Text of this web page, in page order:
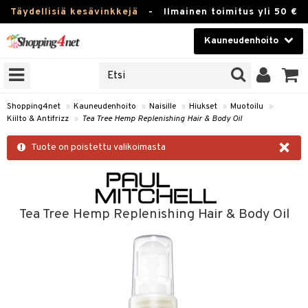
Täydellisiä kesävinkkejä - Ilmainen toimitus yli 50 €
Kauneudenhoito
Kauneudenhoito
Piilolinssit
Apteekki
Koti & Sisustus
Shopping4net » Kauneudenhoito » Naisille » Hiukset » Muotoilu
»
Kiilto & Antifrizz » Tea Tree Hemp Replenishing Hair & Body Oil
×
Tuote on poistettu valikoimasta
Tea Tree Hemp Replenishing Hair & Body Oil